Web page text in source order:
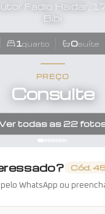
Fadlo Haidar,
Bibi
1quarto 0suíte
PREÇO
Consulte
todas as 22
Cód.
WhatsApp ou